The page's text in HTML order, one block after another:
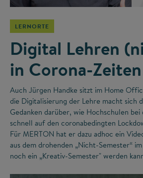
LERNORTE
Digital Lehren
in Corona-Zeiten
Auch Jürgen Handke sitzt im Home
die Digitalisierung der Lehre macht sich
Gedanken darüber, wie Hochschulen
schnell auf den coronabedingten
Für MERTON hat er dazu adhoc ein
aus dem drohenden „Nicht-Semester“
noch ein „Kreativ-Semester" werden